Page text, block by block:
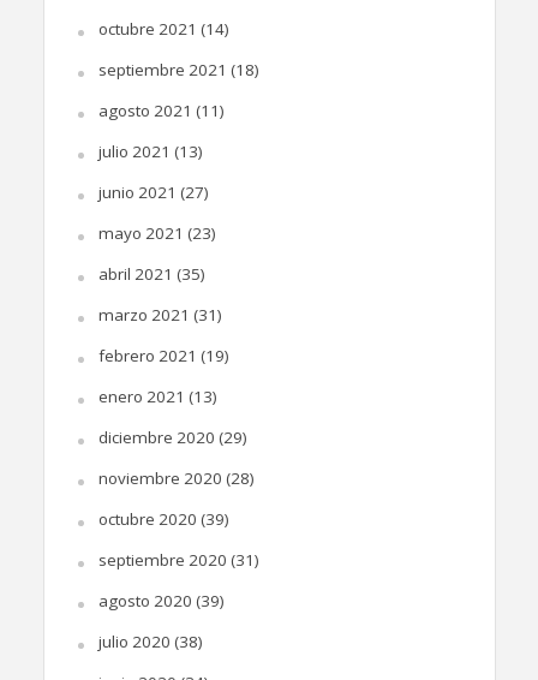
octubre 2021 (14)
septiembre 2021 (18)
agosto 2021 (11)
julio 2021 (13)
junio 2021 (27)
mayo 2021 (23)
abril 2021 (35)
marzo 2021 (31)
febrero 2021 (19)
enero 2021 (13)
diciembre 2020 (29)
noviembre 2020 (28)
octubre 2020 (39)
septiembre 2020 (31)
agosto 2020 (39)
julio 2020 (38)